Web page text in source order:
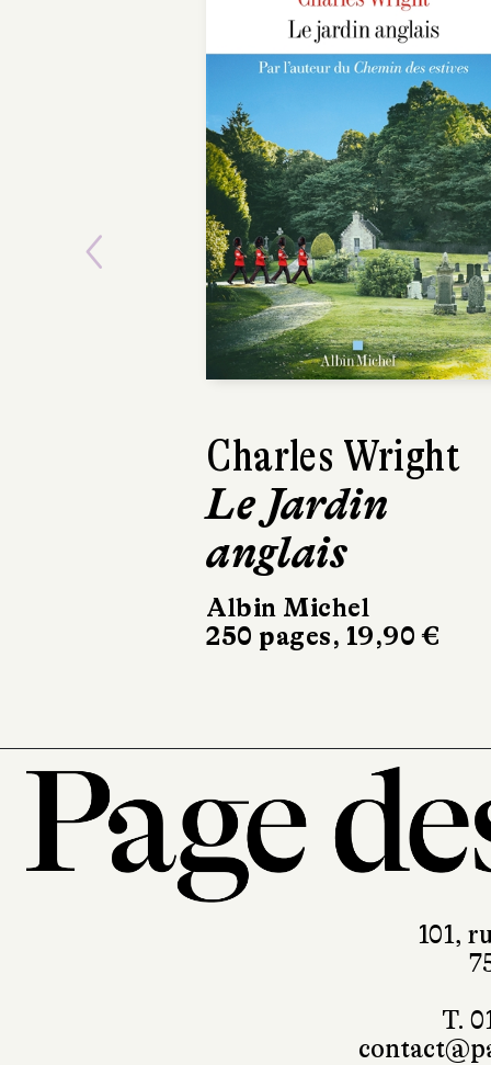
Charles Wright
Le Jardin
anglais
Albin Michel
250 pages, 19,90 €
Bertrand
L'Élégance
animale
Minuit
176 pages, 19 €
Previous
101,
T.